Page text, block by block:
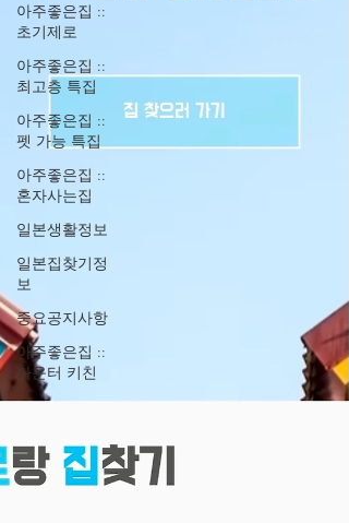
아주좋은집 ::
초기제로
아주좋은집 ::
최고층 특집
아주좋은집 ::
펫 가능 특집
아주좋은집 ::
혼자사는집
일본생활정보
일본집찾기정
보
중요공지사항
아주좋은집 ::
카운터 키친